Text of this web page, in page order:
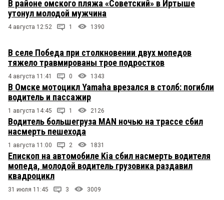
В районе омского пляжа «Советский» в Иртыше
утонул молодой мужчина
4 августа 12:52 1 1390
В селе Победа при столкновении двух мопедов
тяжело травмированы трое подростков
4 августа 11:41 0 1343
В Омске мотоцикл Yamaha врезался в столб: погибли
водитель и пассажир
1 августа 14:45 1 2126
Водитель большегруза MAN ночью на трассе сбил
насмерть пешехода
1 августа 11:00 2 1831
Епископ на автомобиле Kia сбил насмерть водителя
мопеда, молодой водитель грузовика раздавил
квадроцикл
31 июля 11:45 3 3009